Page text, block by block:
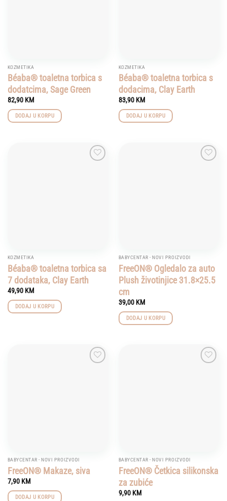
KOZMETIKA
Béaba® toaletna torbica s
dodatcima, Sage Green
82,90 KM
DODAJ U KORPU
KOZMETIKA
Béaba® toaletna torbica s
dodacima, Clay Earth
83,90 KM
DODAJ U KORPU
KOZMETIKA
Béaba® toaletna torbica sa
7 dodataka, Clay Earth
49,90 KM
DODAJ U KORPU
BABYCENTAR - NOVI PROIZVODI
FreeON® Ogledalo za auto
Plush životinjice 31.8×25.5
cm
39,00 KM
DODAJ U KORPU
BABYCENTAR - NOVI PROIZVODI
FreeON® Makaze, siva
7,90 KM
DODAJ U KORPU
BABYCENTAR - NOVI PROIZVODI
FreeON® Četkica silikonska
za zubiće
9,90 KM